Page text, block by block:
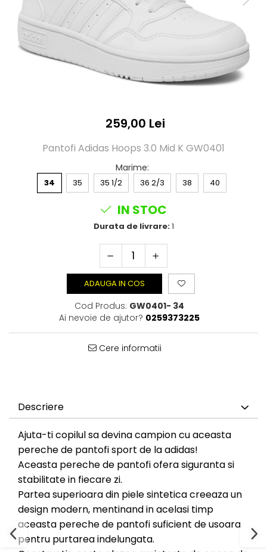
259,00 Lei
Pantofi Adidas Hoops 3.0 Mid K GW0401
Marime:
34 35 35 1/2 36 2/3 38 40
IN STOC
Durata de livrare:1
ADAUGA IN COS
Cod Produs: GW0401- 34
Ai nevoie de ajutor? 0259373225
Cere informatii
Descriere
Ajuta-ti copilul sa devina campion cu aceasta
pereche de pantofi sport de la adidas!
Aceasta pereche de pantofi ofera siguranta si
stabilitate in fiecare zi.
Partea superioara din piele sintetica creeaza un
design modern, mentinand in acelasi timp
aceasta pereche de pantofi suficient de usoara
pentru purtarea indelungata.